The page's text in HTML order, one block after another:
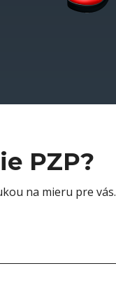
PZP?
na mieru pre vás.